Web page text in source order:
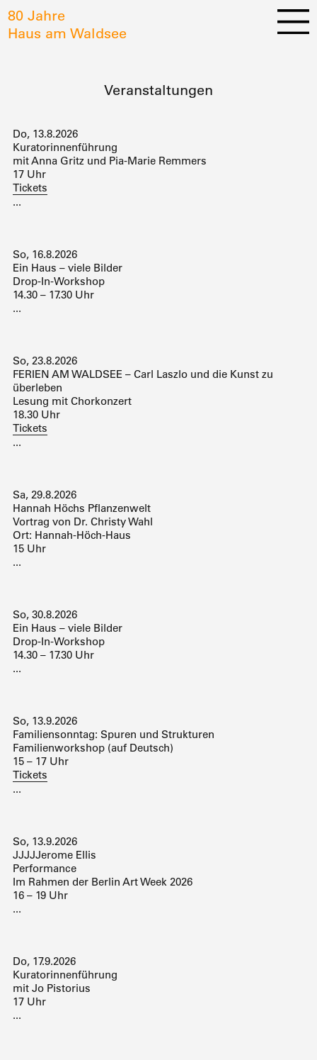
80 Jahre
Haus am Waldsee
Veranstaltungen
Do, 13.8.2026
Kuratorinnenführung
mit Anna Gritz und Pia-Marie Remmers
17 Uhr
Tickets
...
So, 16.8.2026
Ein Haus – viele Bilder
Drop-In-Workshop
14.30 – 17.30 Uhr
...
So, 23.8.2026
FERIEN AM WALDSEE – Carl Laszlo und die Kunst zu
überleben
Lesung mit Chorkonzert
18.30 Uhr
Tickets
...
Sa, 29.8.2026
Hannah Höchs Pflanzenwelt
Vortrag von Dr. Christy Wahl
Ort: Hannah-Höch-Haus
15 Uhr
...
So, 30.8.2026
Ein Haus – viele Bilder
Drop-In-Workshop
14.30 – 17.30 Uhr
...
So, 13.9.2026
Familiensonntag: Spuren und Strukturen
Familienworkshop (auf Deutsch)
15 – 17 Uhr
Tickets
...
So, 13.9.2026
JJJJJerome Ellis
Performance
Im Rahmen der Berlin Art Week 2026
16 – 19 Uhr
...
Do, 17.9.2026
Kuratorinnenführung
mit Jo Pistorius
17 Uhr
...